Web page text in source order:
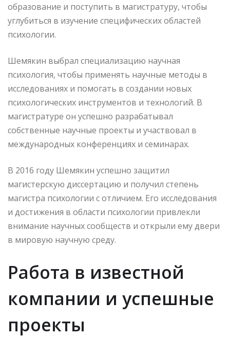
образование и поступить в магистратуру, чтобы
углубиться в изучение специфических областей
психологии.
Шемякин выбрал специализацию научная
психология, чтобы применять научные методы в
исследованиях и помогать в создании новых
психологических инструментов и технологий. В
магистратуре он успешно разрабатывал
собственные научные проекты и участвовал в
международных конференциях и семинарах.
В 2016 году Шемякин успешно защитил
магистерскую диссертацию и получил степень
магистра психологии с отличием. Его исследования
и достижения в области психологии привлекли
внимание научных сообществ и открыли ему двери
в мировую научную среду.
Работа в известной
компании и успешные
проекты